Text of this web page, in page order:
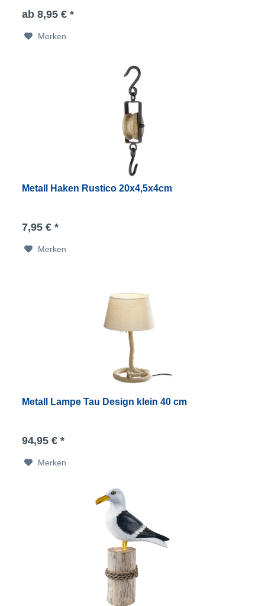
ab 8,95 € *
Merken
Metall Haken Rustico 20x4,5x4cm
7,95 € *
Merken
Metall Lampe Tau Design klein 40 cm
94,95 € *
Merken